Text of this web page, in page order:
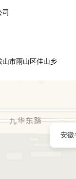
山市雨山区佳山乡
安徽